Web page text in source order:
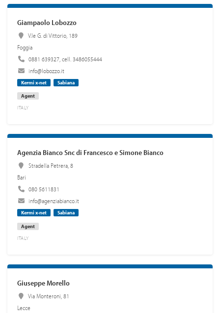
Giampaolo Lobozzo
V.le G. di Vittorio, 189
Foggia
0881 639327, cell. 3486055444
info@lobozzo.it
Kermi x-net
Sabiana
Agent
ITALY
Agenzia Bianco Snc di Francesco e Simone Bianco
Stradella Petrera, 8
Bari
080 5611831
info@agenziabianco.it
Kermi x-net
Sabiana
Agent
ITALY
Giuseppe Morello
Via Monteroni, 81
Lecce